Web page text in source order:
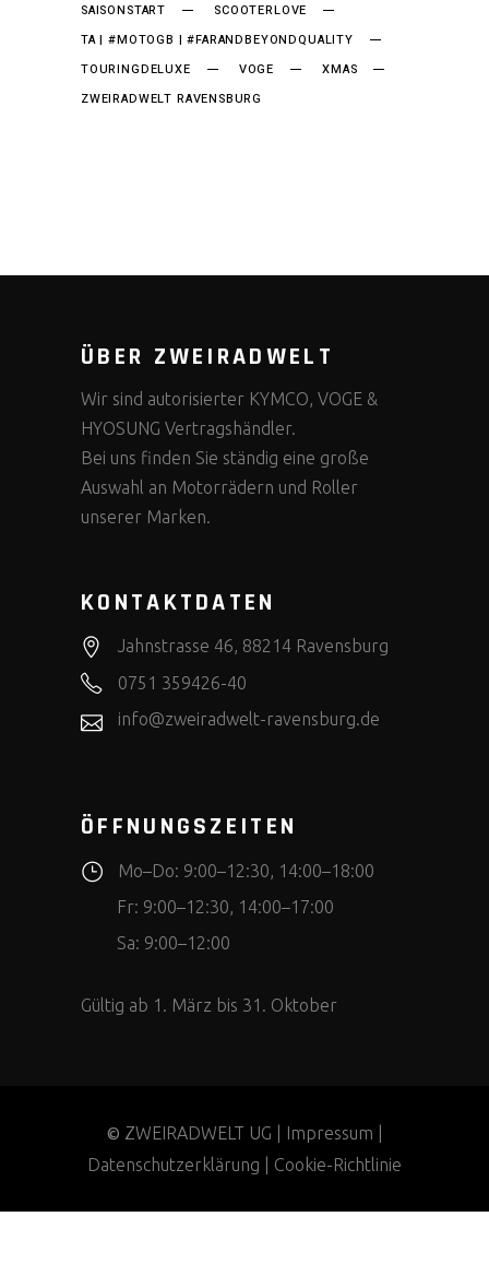
SAISONSTART
SCOOTERLOVE
TA | #MOTOGB | #FARANDBEYONDQUALITY
TOURINGDELUXE
VOGE
XMAS
ZWEIRADWELT RAVENSBURG
ÜBER ZWEIRADWELT
Wir sind autorisierter KYMCO, VOGE &
HYOSUNG Vertragshändler.
Bei uns finden Sie ständig eine große
Auswahl an Motorrädern und Roller
unserer Marken.
KONTAKTDATEN
Jahnstrasse 46, 88214 Ravensburg
0751 359426-40
info@zweiradwelt-ravensburg.de
ÖFFNUNGSZEITEN
Mo–Do: 9:00–12:30, 14:00–18:00
Fr: 9:00–12:30, 14:00–17:00
Sa: 9:00–12:00
Gültig ab 1. März bis 31. Oktober
© ZWEIRADWELT UG | Impressum
Datenschutzerklärung
Cookie-Richtlinie